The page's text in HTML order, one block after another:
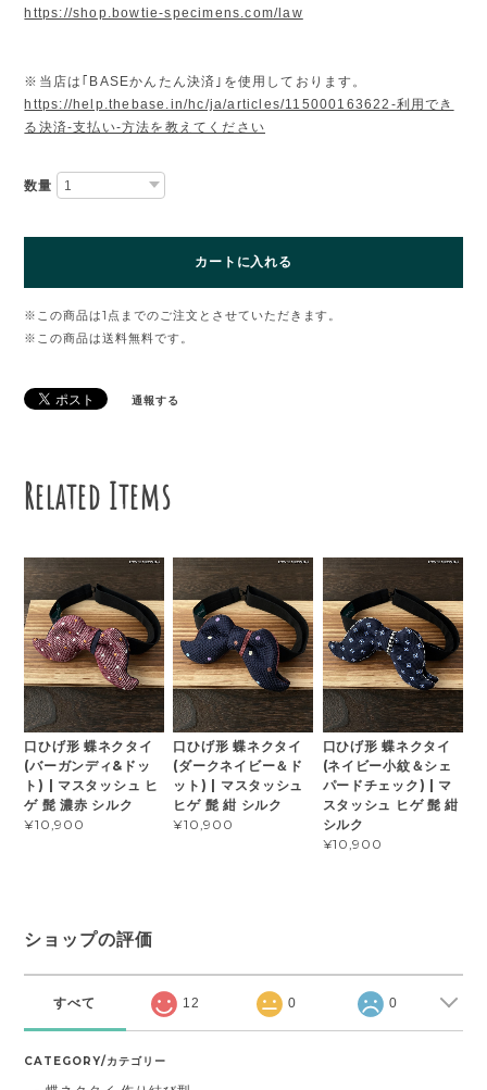
https://shop.bowtie-specimens.com/law
※当店は｢BASEかんたん決済｣を使用しております。
https://help.thebase.in/hc/ja/articles/115000163622-利用でき
る決済-支払い-方法を教えてください
数量
カートに入れる
※この商品は1点までのご注文とさせていただきます。
※この商品は送料無料です。
通報する
Related Items
口ひげ形 蝶ネクタイ
(バーガンディ&ドッ
ト) | マスタッシュ ヒ
ゲ 髭 濃赤 シルク
¥10,900
口ひげ形 蝶ネクタイ
(ダークネイビー＆ド
ット) | マスタッシュ
ヒゲ 髭 紺 シルク
¥10,900
口ひげ形 蝶ネクタイ
(ネイビー小紋＆シェ
パードチェック) | マ
スタッシュ ヒゲ 髭 紺
シルク
¥10,900
ショップの評価
すべて 12 0 0
CATEGORY/カテゴリー